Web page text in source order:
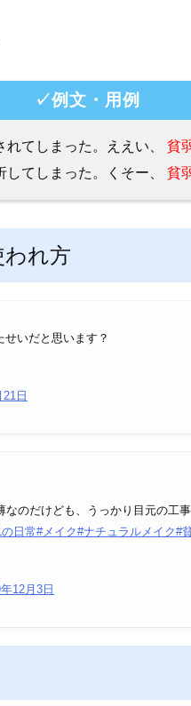
✓例文・用例
てしまった。ええい、 貧
てしまった。くそー、
貧
われ方
いだと思います？
日
のだけども、うっかり目元の工
日常#メイク#ナチュラルメイク#
12月3日